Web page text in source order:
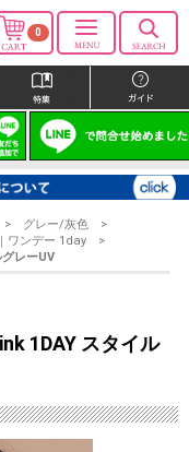
0
グレー/灰色
ワンデー 1day
レーUV
1DAY スタイル